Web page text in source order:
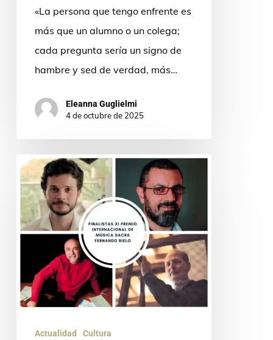
«La persona que tengo enfrente es
más que un alumno o un colega;
cada pregunta sería un signo de
hambre y sed de verdad, más…
Eleanna Guglielmi
4 de octubre de 2025
El
amor
hecho
música:
los
finalistas
Actualidad Cultura